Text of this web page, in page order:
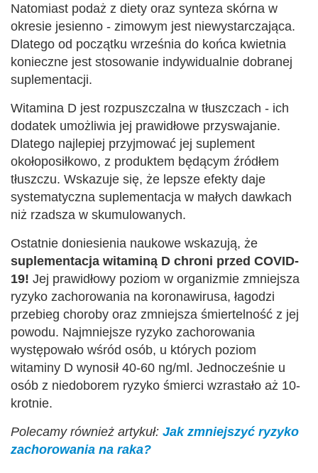
Natomiast podaż z diety oraz synteza skórna w
okresie jesienno - zimowym jest niewystarczająca.
Dlatego od początku września do końca kwietnia
konieczne jest stosowanie indywidualnie dobranej
suplementacji.
Witamina D jest rozpuszczalna w tłuszczach - ich
dodatek umożliwia jej prawidłowe przyswajanie.
Dlatego najlepiej przyjmować jej suplement
okołoposiłkowo, z produktem będącym źródłem
tłuszczu. Wskazuje się, że lepsze efekty daje
systematyczna suplementacja w małych dawkach
niż rzadsza w skumulowanych.
Ostatnie doniesienia naukowe wskazują, że
suplementacja witaminą D chroni przed COVID-
19! Jej prawidłowy poziom w organizmie zmniejsza
ryzyko zachorowania na koronawirusa, łagodzi
przebieg choroby oraz zmniejsza śmiertelność z jej
powodu. Najmniejsze ryzyko zachorowania
występowało wśród osób, u których poziom
witaminy D wynosił 40-60 ng/ml. Jednocześnie u
osób z niedoborem ryzyko śmierci wzrastało aż 10-
krotnie.
Polecamy również artykuł: Jak zmniejszyć ryzyko
zachorowania na raka?